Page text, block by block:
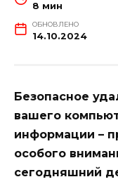
8 мин
ОБНОВЛЕНО
14.10.2024
Безопасное
вашего
информации –
особого
сегодняшний